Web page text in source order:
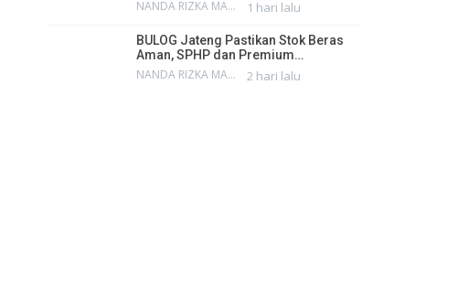
NANDA RIZKA MAHENDRA 1 hari lalu
BULOG Jateng Pastikan Stok Beras
Aman, SPHP dan Premium…
NANDA RIZKA MAHENDRA 2 hari lalu